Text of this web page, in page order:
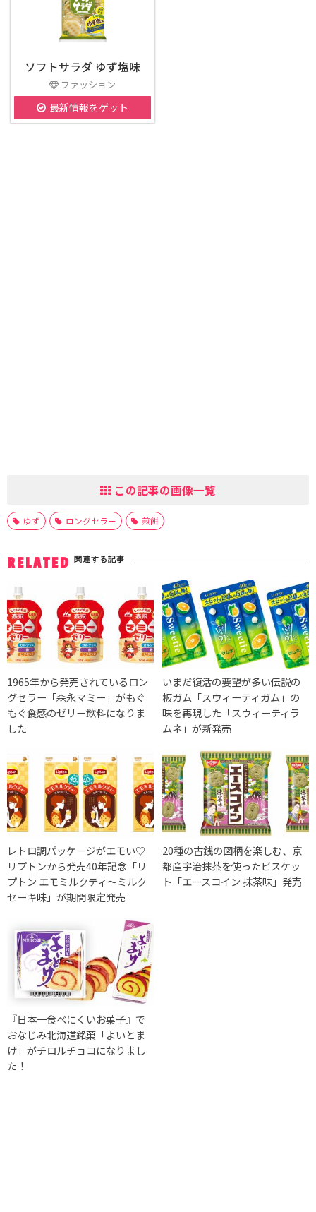
ソフトサラダ ゆず塩味
ファッション
最新情報をゲット
この記事の画像一覧
ゆず ロングセラー 煎餅
RELATED 関連する記事
1965年から発売されているロン
グセラー「森永マミー」がもぐ
もぐ食感のゼリー飲料になりま
した
いまだ復活の要望が多い伝説の
板ガム「スウィーティガム」の
味を再現した「スウィーティラ
ムネ」が新発売
レトロ調パッケージがエモい♡
リプトンから発売40年記念「リ
プトン エモミルクティ～ミルク
セーキ味」が期間限定発売
20種の古銭の図柄を楽しむ、京
都産宇治抹茶を使ったビスケッ
ト「エースコイン 抹茶味」発売
『日本一食べにくいお菓子』で
おなじみ北海道銘菓「よいとま
け」がチロルチョコになりまし
た！